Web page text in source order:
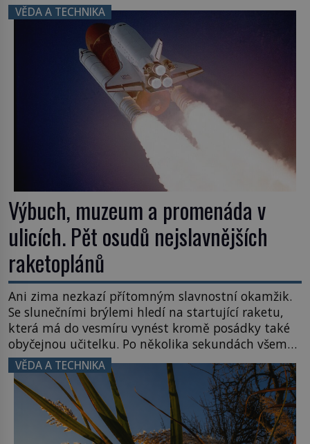
VĚDA A TECHNIKA
Výbuch, muzeum a promenáda v
ulicích. Pět osudů nejslavnějších
raketoplánů
Ani zima nezkazí přítomným slavnostní okamžik.
Se slunečními brýlemi hledí na startující raketu,
která má do vesmíru vynést kromě posádky také
obyčejnou učitelku. Po několika sekundách všem
ztuhnou úsměvy, stroj totiž exploduje. Jejich
konstrukce není z levného kraje, daňové
poplatníky stojí miliardy dolarů. Na druhou stranu
zvládnou jen představitelné věci. Na malé kousky
Název: Columbia První […]
VĚDA A TECHNIKA